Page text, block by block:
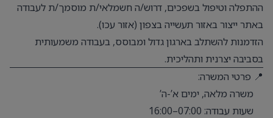
ההתפלה וטיפול בשפכים, דרוש/ה חשמלאי/ת מוסמך/ת לעבודה
באתר ייצור באזור תעשייה בצפון (אזור עכו).
הזדמנות להשתלב בארגון גדול ומבוסס, בעבודה משמעותית
בסביבה יצרנית ותהליכית.
📍 פרטי המשרה:
משרה מלאה, ימים א’-ה’
שעות עבודה: 07:00–16:00